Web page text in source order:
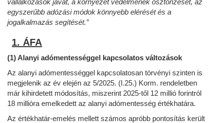
egyszerűbb adózási módok könnyebb elérését és a
jogalkalmazás segítését.”
1. ÁFA
(1) Alanyi adómentességgel kapcsolatos változások
Az alanyi adómentességgel kapcsolatosan törvényi szinten is
megjelenik az év elején az 5/2025. (I.25.) Korm. rendeletben
már kihirdetett módosítás, miszerint 2025-től 12 millió forintról
18 millióra emelkedett az alanyi adómentesség értékhatára.
Az értékhatár-emelés mellett számos apróbb pontosítás került